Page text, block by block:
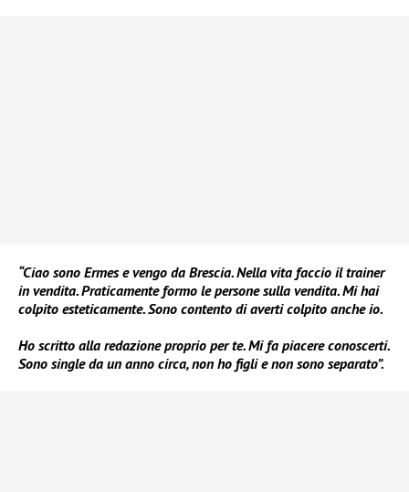
“Ciao sono Ermes e vengo da Brescia. Nella vita faccio il trainer
in vendita. Praticamente formo le persone sulla vendita. Mi hai
colpito esteticamente. Sono contento di averti colpito anche io.
Ho scritto alla redazione proprio per te. Mi fa piacere conoscerti.
Sono single da un anno circa, non ho figli e non sono separato”.